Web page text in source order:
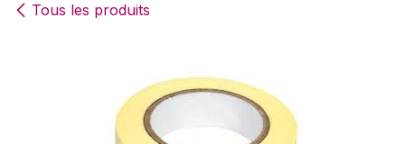
Tous les produits